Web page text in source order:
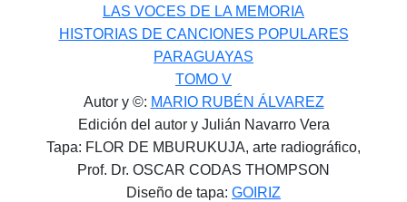
LAS VOCES DE LA MEMORIA
HISTORIAS DE CANCIONES POPULARES
PARAGUAYAS
TOMO V
Autor y ©: MARIO RUBÉN ÁLVAREZ
Edición del autor y Julián Navarro Vera
Tapa: FLOR DE MBURUKUJA, arte radiográfico,
Prof. Dr. OSCAR CODAS THOMPSON
Diseño de tapa: GOIRIZ